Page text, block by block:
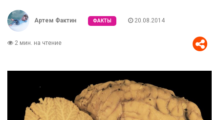
Артем Фактин ФАКТЫ 20.08.2014
2 мин. на чтение